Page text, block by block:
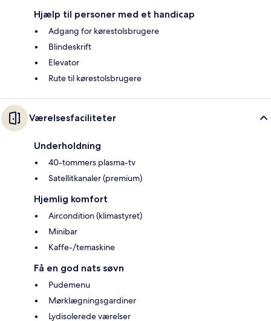
Hjælp til personer med et handicap
Adgang for kørestolsbrugere
Blindeskrift
Elevator
Rute til kørestolsbrugere
Værelsesfaciliteter
Underholdning
40-tommers plasma-tv
Satellitkanaler (premium)
Hjemlig komfort
Aircondition (klimastyret)
Minibar
Kaffe-/temaskine
Få en god nats søvn
Pudemenu
Mørklægningsgardiner
Lydisolerede værelser